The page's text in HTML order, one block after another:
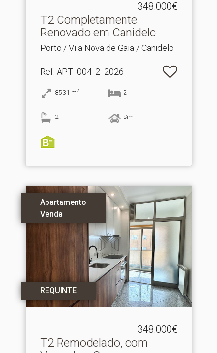
348.000€
T2 Completamente
Renovado em Canidelo
Porto / Vila Nova de Gaia / Canidelo
Ref: APT_004_2_2026
85.31 m2 2
2 Sim
Apartamento
Venda
REQUINTE
348.000€
T2 Remodelado, com